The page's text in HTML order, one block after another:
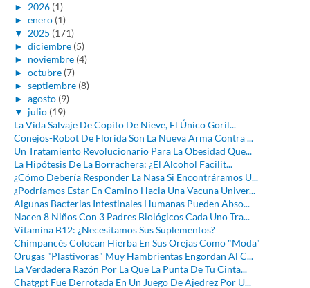
► 2026 (1)
► enero (1)
▼ 2025 (171)
► diciembre (5)
► noviembre (4)
► octubre (7)
► septiembre (8)
► agosto (9)
▼ julio (19)
La Vida Salvaje De Copito De Nieve, El Único Goril...
Conejos-Robot De Florida Son La Nueva Arma Contra ...
Un Tratamiento Revolucionario Para La Obesidad Que...
La Hipótesis De La Borrachera: ¿El Alcohol Facilit...
¿Cómo Debería Responder La Nasa Si Encontráramos U...
¿Podríamos Estar En Camino Hacia Una Vacuna Univer...
Algunas Bacterias Intestinales Humanas Pueden Abso...
Nacen 8 Niños Con 3 Padres Biológicos Cada Uno Tra...
Vitamina B12: ¿Necesitamos Sus Suplementos?
Chimpancés Colocan Hierba En Sus Orejas Como "Moda"
Orugas "Plastívoras" Muy Hambrientas Engordan Al C...
La Verdadera Razón Por La Que La Punta De Tu Cinta...
Chatgpt Fue Derrotada En Un Juego De Ajedrez Por U...